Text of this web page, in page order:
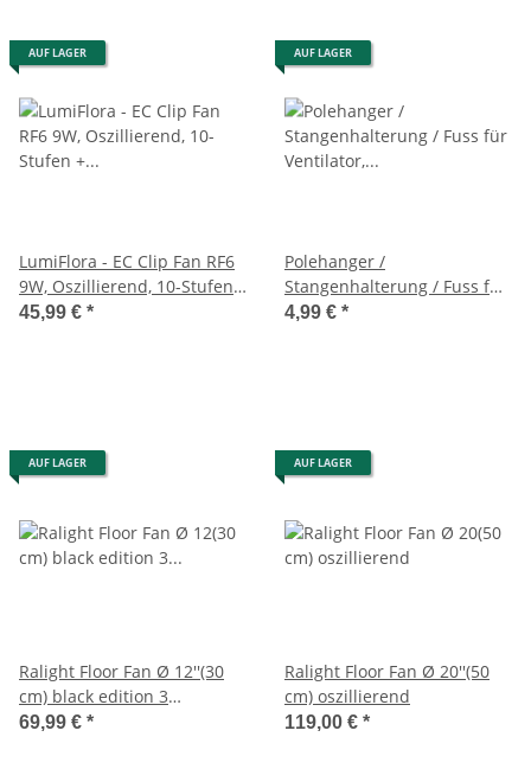
AUF LAGER
LumiFlora - EC Clip Fan RF6
9W, Oszillierend, 10-Stufen
+ Zufalls-Funktion
45,99 € *
AUF LAGER
Polehanger /
Stangenhalterung / Fuss für
Ventilator, schwarz
4,99 € *
AUF LAGER
Ralight Floor Fan Ø 12''(30
cm) black edition 3
Geschwindigkeiten
69,99 € *
AUF LAGER
Ralight Floor Fan Ø 20''(50
cm) oszillierend
119,00 € *